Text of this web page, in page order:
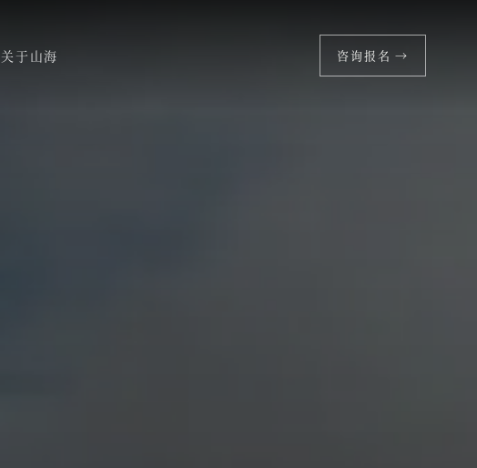
关于山海 咨询报名 →